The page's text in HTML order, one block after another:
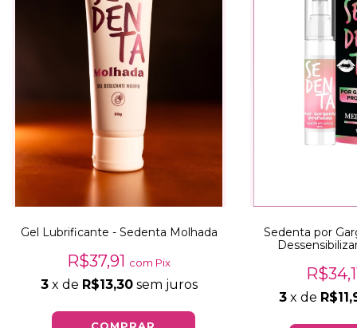
Gel Lubrificante - Sedenta Molhada
R$37,91 com Pix
3 x de R$13,30 sem juros
Sedenta por
3 x de